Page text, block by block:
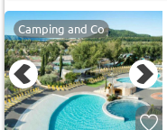
Camping and Co